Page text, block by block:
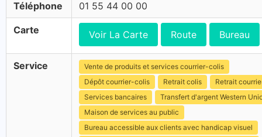
Téléphone 01 55 44 00 00
Carte Voir La Carte Route Bureau
Service
Vente de produits et services courrier-colis
Dépôt courrier-colis
Retrait colis
Retrait
Services bancaires
Transfert d'argent Western
Maison de services au public
Bureau accessible aux clients avec handicap visuel